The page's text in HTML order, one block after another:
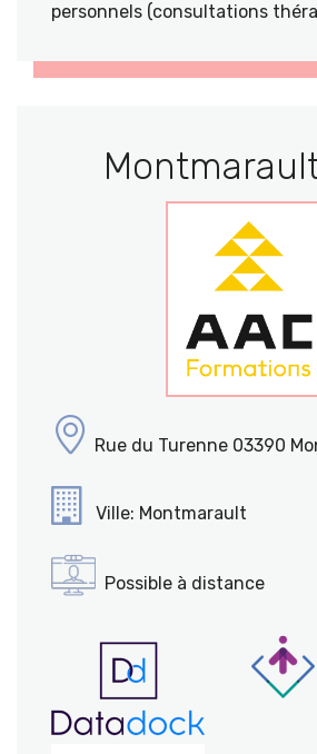
personnels (consultations
Rue du Turenne 03390
Ville: Montmarault
Possible à distance